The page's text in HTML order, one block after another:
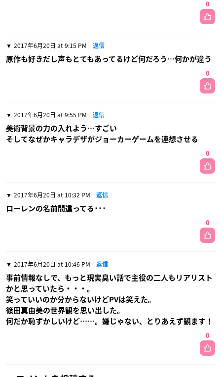
0
2017年6月20日 at 9:15 PM 返信
原作も好きだし声もとてもあってるけど何だろう…何かが違う
0
2017年6月20日 at 9:55 PM 返信
美術背景の力の入れよう…すごい
そしてなぜかキャラデザがジョーカーゲームを連想させる
0
2017年6月20日 at 10:32 PM 返信
ローレンの名前間違ってる･･･
0
2017年6月20日 at 10:46 PM 返信
事前情報なしで、もっと現実臭い話で主役の二人もリアリスト
かと思っていたら・・・。
笑っていいのか分からないけどPVは笑えた。
篠田真由美の世界観を思い出した。
何だか恥ずかしいけど……。嫌じゃない、とりあえず観ます！
0